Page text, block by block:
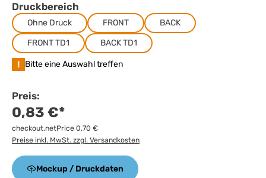
Druckbereich
Ohne Druck FRONT
BACK
FRONT TD1
BACK TD1
! Bitte eine Auswahl treffen
Preis:
0,83 €*
checkout.netPrice 0,70 €
Preise inkl. MwSt. zzgl. Versandkosten
Mockup / Druckdaten